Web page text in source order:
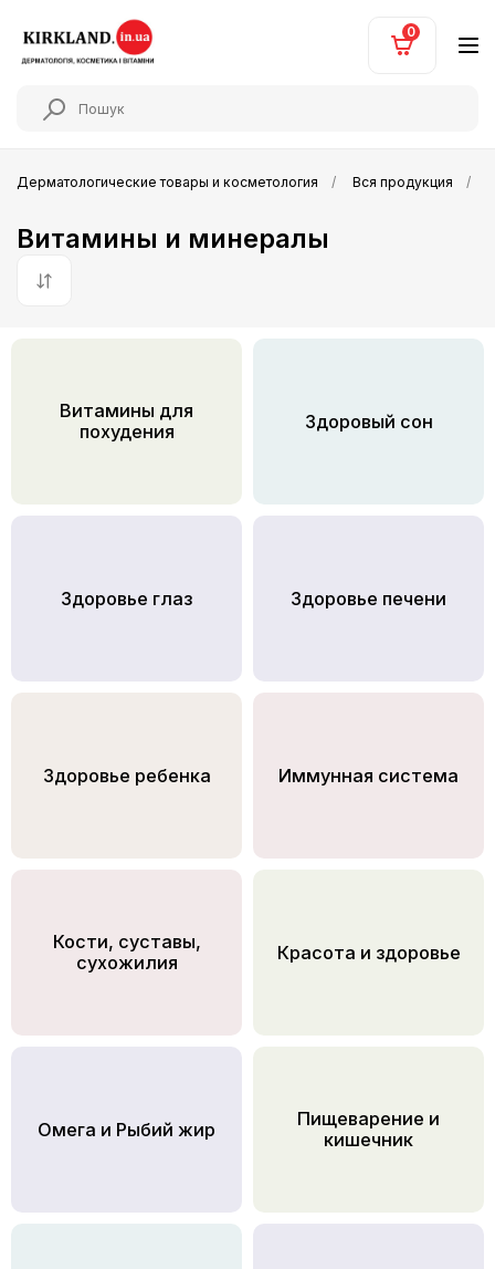
0
Дерматологические товары и косметология Вся продукция
Витамины и минералы
По умолчанию
Витамины для
похудения
Здоровый сон
Здоровье глаз Здоровье печени
Здоровье ребенка Иммунная система
Кости, суставы,
сухожилия
Красота и здоровье
Омега и Рыбий жир
Пищеварение и
кишечник